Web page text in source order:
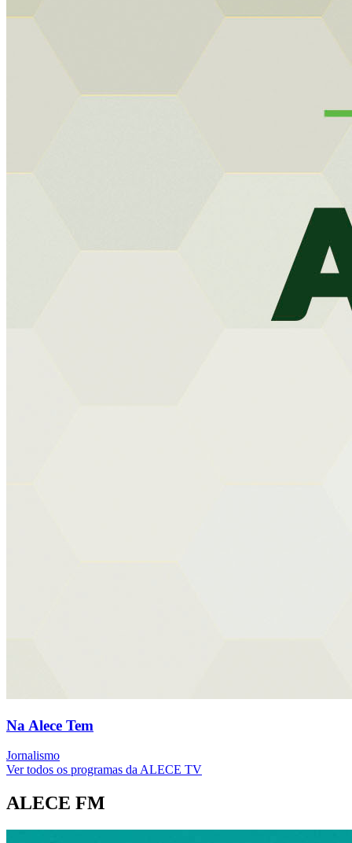
Na Alece Tem
Jornalismo
Ver todos os programas da ALECE TV
ALECE FM